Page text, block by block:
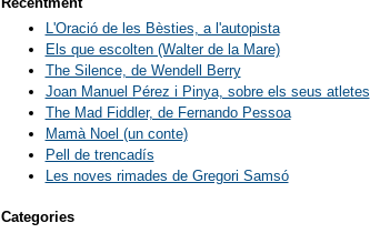
L'Oració de les Bèsties, a l'autopista
Els que escolten (Walter de la Mare)
The Silence, de Wendell Berry
Joan Manuel Pérez i Pinya, sobre els seus atletes
The Mad Fiddler, de Fernando Pessoa
Mamà Noel (un conte)
Pell de trencadís
Les noves rimades de Gregori Samsó
Categories